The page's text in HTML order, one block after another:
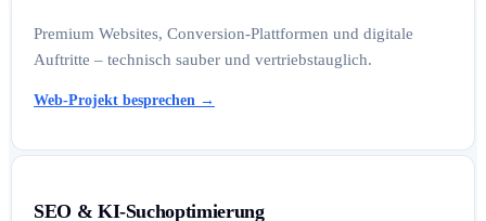
Premium Websites, Conversion-Plattformen und digitale
Auftritte – technisch sauber und vertriebstauglich.
Web-Projekt besprechen →
SEO & KI-Suchoptimierung